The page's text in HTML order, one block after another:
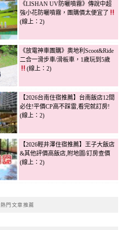
《LISHAN UV防曬噴霧》傳說中超
強小花防曬噴霧，團購價太便宜了
(線上：2)
《放電神車團購》奧地利Scoot&Ride
二合一滑步車/滑板車，1歲玩到5歲
(線上：2)
【2026台南住宿推薦】台南飯店12間
必住!平價CP高不踩雷,看完就訂房!
(線上：2)
【2026輕井澤住宿推薦】王子大飯店
&其他評價高飯店,附地圖/訂房查價
(線上：2)
熱門文章推薦